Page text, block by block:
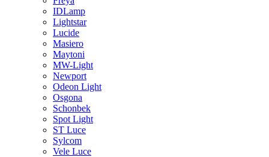
IDLamp
Lightstar
Lucide
Masiero
Maytoni
MW-Light
Newport
Odeon Light
Osgona
Schonbek
Spot Light
ST Luce
Sylcom
Vele Luce